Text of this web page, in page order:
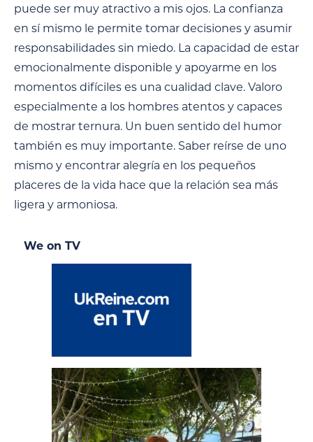
puede ser muy atractivo a mis ojos. La confianza
en sí mismo le permite tomar decisiones y asumir
responsabilidades sin miedo. La capacidad de estar
emocionalmente disponible y apoyarme en los
momentos difíciles es una cualidad clave. Valoro
especialmente a los hombres atentos y capaces
de mostrar ternura. Un buen sentido del humor
también es muy importante. Saber reírse de uno
mismo y encontrar alegría en los pequeños
placeres de la vida hace que la relación sea más
ligera y armoniosa.
We on TV